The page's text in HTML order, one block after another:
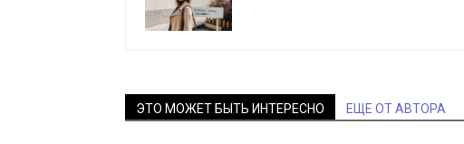
ЭТО МОЖЕТ БЫТЬ ИНТЕРЕСНО ЕЩЕ ОТ АВТОРА